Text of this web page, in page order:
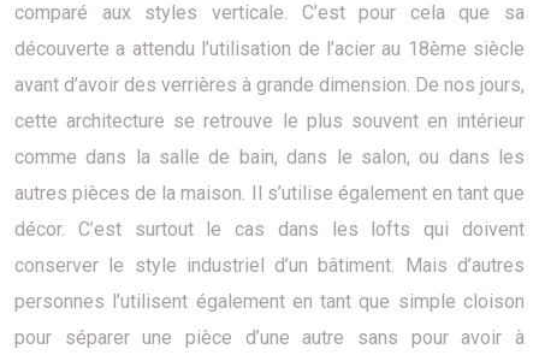
comparé aux styles verticale. C’est pour cela que sa
découverte a attendu l’utilisation de l’acier au 18ème siècle
avant d’avoir des verrières à grande dimension. De nos jours,
cette architecture se retrouve le plus souvent en intérieur
comme dans la salle de bain, dans le salon, ou dans les
autres pièces de la maison. Il s’utilise également en tant que
décor. C’est surtout le cas dans les lofts qui doivent
conserver le style industriel d’un bâtiment. Mais d’autres
personnes l’utilisent également en tant que simple cloison
pour séparer une pièce d’une autre sans pour avoir à